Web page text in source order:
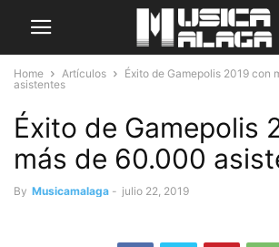
Home Artículos
Éxito de Gamepolis 2019 con
asistentes
Éxito de Gamepolis
más de 60.000
By Musicamalaga - julio 22, 2019